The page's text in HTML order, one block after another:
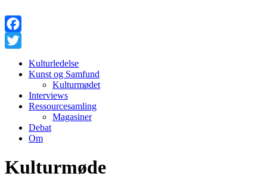
Facebook
Kulturledelse
Kunst og Samfund
Kulturmødet
Interviews
Ressourcesamling
Magasiner
Debat
Om
Kulturmøde